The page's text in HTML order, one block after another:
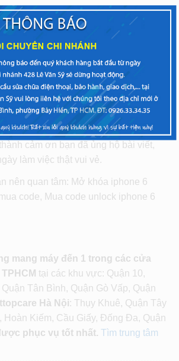
iphone bằng phần cứng chuyên
và khách hàng có thể đợi lấy liền.
kĩ thuật có kinh nghiệm, trình độ
lí bẻ khoá iCloud đem đến cho bạn
iphone 6 tốt nhất cho bạn.
chia sẻ chân thành trên có thể giúp
phục iphone 6 bị dính icloud hiệu
cảm ơn bạn đã ủng hộ bài viết,
làm việc thật vui vẻ.
nên quan tâm: Mở khóa iphone 6
code, Mua code unlock iphone 6
mang máy đến 1 trong các cửa
tại các khu vực: Quận 10,
Tân Bình, Quận Gò Vấp, Quận
Hà Nội: Thụy Khuê, Quận Tây
Hoàn Kiếm, Cầu Giấy, Đống Đa, Quận
phục vụ tốt nhất. Tìm trung tâm